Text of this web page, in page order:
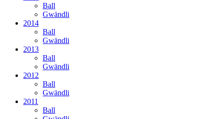
Ball
Gwändli
2014
Ball
Gwändli
2013
Ball
Gwändli
2012
Ball
Gwändli
2011
Ball